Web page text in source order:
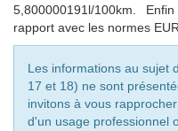
5,800000191 l/100km.
rapport avec les normes
Les informations au sujet
17 et 18) ne sont
invitons à vous
d'un usage professionnel